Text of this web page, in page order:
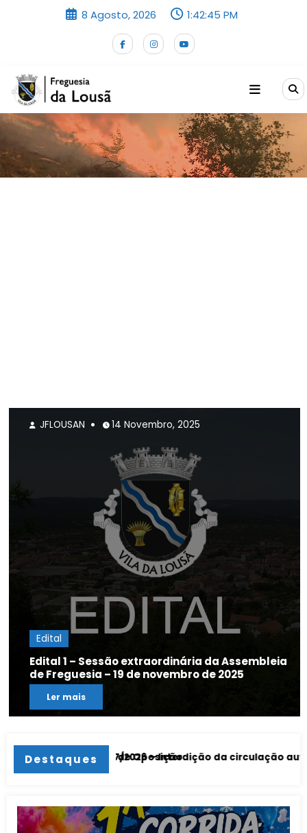
8 Agosto, 2026 1:42:45 PM
Edital
Edital 1 – Sessão extraordinária da Assembleia
de Freguesia – 19 de novembro de 2025
Ler mais
JFLOUSAN 14 Novembro, 2025
Destaques
de Oposição
37/2026 – Interdição da circulação automóvel em parte da
Aviso n.º